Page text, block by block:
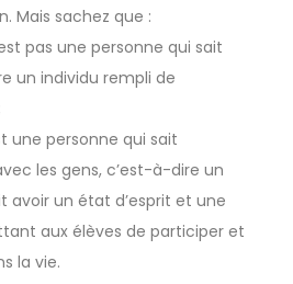
Mais sachez que :
pas une personne qui sait
un individu rempli de
une personne qui sait
les gens, c’est-à-dire un
avoir un état d’esprit et une
aux élèves de participer et
la vie.